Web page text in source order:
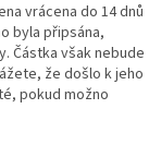
vrácena do 14 dnů
byla připsána,
Částka však nebude
že došlo k jeho
pokud možno